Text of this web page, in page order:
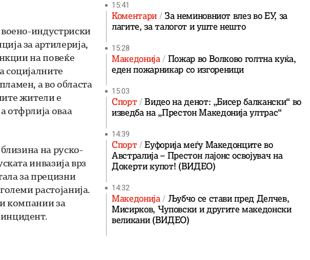
индустриски
за артилерија,
на повеќе
социјалните
а во областа
жители е
отфрлија оваа
на руско-
инвазија врз
за прецизни
растојанија.
компании за
15:41
Коментари
За неминовниот влез во ЕУ, за
лагите, за талогот и уште нешто
15:28
Македонија Пожар во Волково голтна куќа,
еден пожарникар со изгореници
15:03
Спорт
Видео на денот: „Бисер балкански“ во
изведба на „Престон Македонија ултрас“
14:39
Спорт
Еуфорија меѓу Македонците во
Австралија – Престон лајонс освојувач на
Докерти купот! (ВИДЕО)
14:32
Македонија Љубчо се стави пред Делчев,
Мисирков, Чуповски и другите македонски
великани (ВИДЕО)